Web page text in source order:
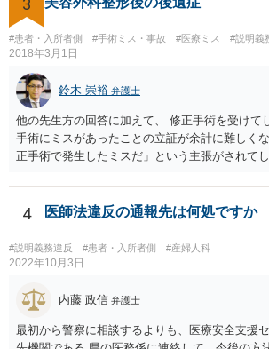
#患者・入所者側 #手術ミス・事故 #医療ミス #説明義
2018年3月1日
鈴木 崇裕 弁護士
他の先生方の回答に加えて、 修正手術を受けて
手術にミスがあったことの立証が余計に難しく
正手術で発生したミスだ」という主張がされて
検討なさっているのであれば、修正手術を受け
して対応を決めることを強くお勧めいたします。
4 医師法違反の通報先は何処ですか
#説明義務違反 #患者・入所者側 #産婦人科
2022年10月3日
内藤 政信 弁護士
最初から警察に相談するよりも、医療安全支援